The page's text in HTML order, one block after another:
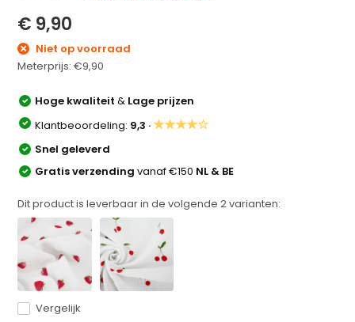
€ 9,90
Niet op voorraad
Meterprijs:€9,90
Hoge kwaliteit& Lage prijzen
Klantbeoordeling: 9,3 ·★★★★☆
Snel geleverd
Gratis verzendingvanaf €150 NL & BE
Dit product is leverbaar in de volgende2varianten:
Vergelijk